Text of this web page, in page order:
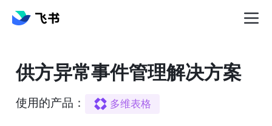
供方异常事件管理解决方案
使用的产品： 多维表格